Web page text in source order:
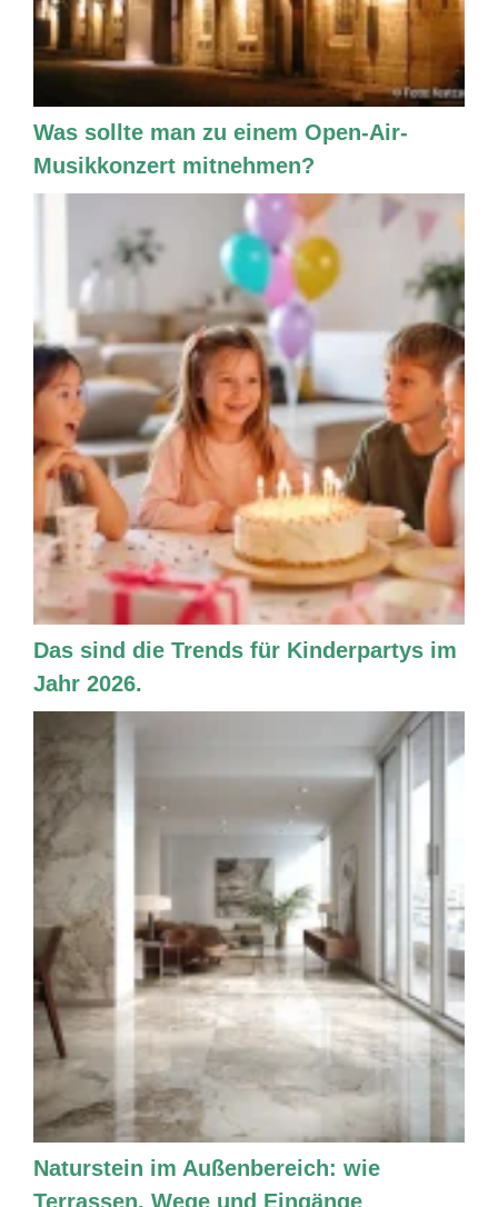
Was sollte man zu einem Open-Air-
Musikkonzert mitnehmen?
Das sind die Trends für Kinderpartys im
Jahr 2026.
Naturstein im Außenbereich: wie
Terrassen, Wege und Eingänge